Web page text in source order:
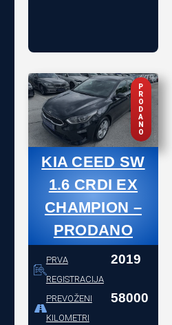
P
R
O
D
A
N
O
KIA CEED SW
1.6 CRDI EX
CHAMPION –
PRODANO
PRVA
REGISTRACIJA
2019
PREVOŽENI
KILOMETRI
58000